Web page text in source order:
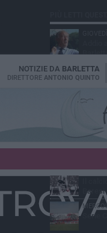
NOTIZIE DA BARLETTA
DIRETTORE ANTONIO QUINTO
Poker
Serie
prime
Baresi
Serie